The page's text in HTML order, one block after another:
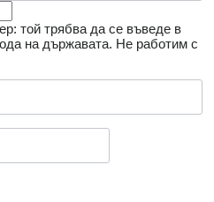
той трябва да се въведе в
на държавата. Не работим с